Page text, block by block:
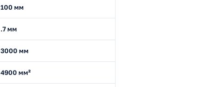
100 мм
.7 мм
3000 мм
4900 мм²